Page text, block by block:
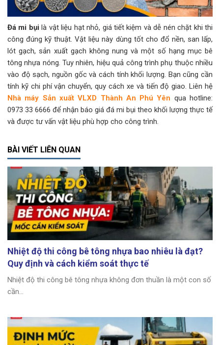
Đá mi bụi là vật liệu hạt nhỏ, giá tiết kiệm và dễ nén chặt khi thi
công đúng kỹ thuật. Vật liệu này dùng tốt cho đổ nền, san lấp,
lót gạch, sản xuất gạch không nung và một số hạng mục bê
tông nhựa nóng. Tuy nhiên, hiệu quả công trình phụ thuộc nhiều
vào độ sạch, nguồn gốc và cách tính khối lượng. Bạn cũng cần
tính kỹ chi phí vận chuyển, quy cách xe và tiến độ giao. Liên hệ
Nhà máy Sản xuất VLXD Thành An Phú Yên qua hotline:
0973 33 6666 để nhận báo giá đá mi bụi theo khối lượng thực tế
và được tư vấn vật liệu phù hợp cho công trình.
BÀI VIẾT LIÊN QUAN
Nhiệt độ thi công bê tông nhựa bao nhiêu là đạt?
Quy định và cách kiểm soát thực tế
Nhiệt độ thi công bê tông nhựa không đơn thuần là một con số
cần...